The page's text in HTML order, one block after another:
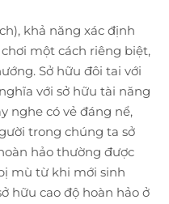
khả năng xác định
một cách riêng biệt,
Sở hữu đôi tai với
với sở hữu tài năng
nghe có vẻ đáng nể,
trong chúng ta sở
hảo thường được
mù từ khi mới sinh
hữu cao độ hoàn hảo ở